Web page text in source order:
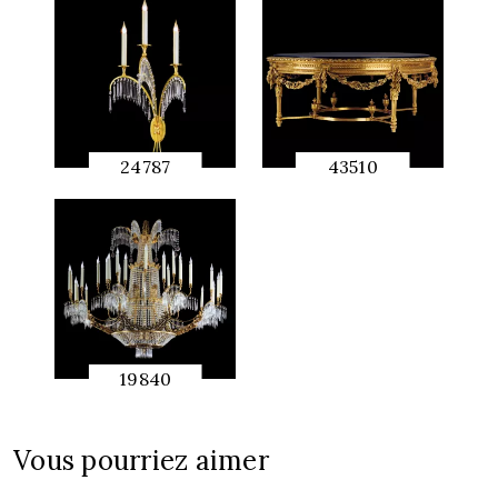
24787
APERÇU
RAPIDE
43510
19840
Vous pourriez aimer